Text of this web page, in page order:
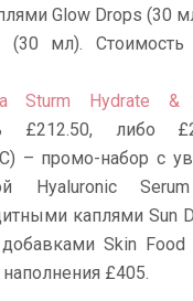
Glow Drops (30
(30 мл). Стоимость
Sturm Hydrate
£212.50, либо £
– промо-набор с
Hyaluronic
каплями Sun
Skin Food
£405.